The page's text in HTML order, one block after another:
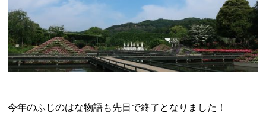
今年のふじのはな物語も先日で終了となりました！